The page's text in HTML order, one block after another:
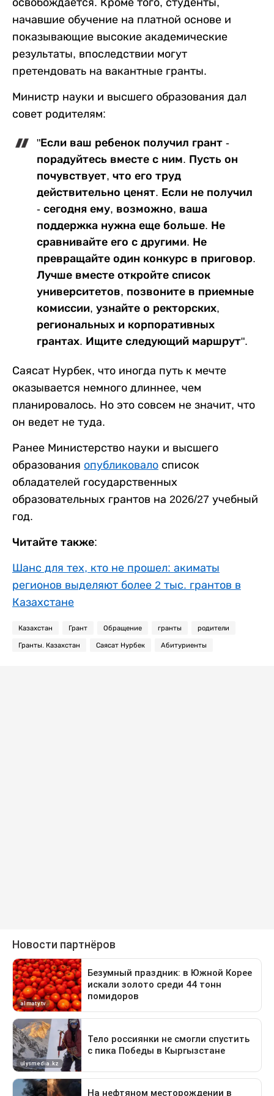
начавшие обучение на платной основе и
показывающие высокие академические
результаты, впоследствии могут
претендовать на вакантные гранты.
Министр науки и высшего образования дал
совет родителям:
"Если ваш ребенок получил грант -
порадуйтесь вместе с ним. Пусть он
почувствует, что его труд
действительно ценят. Если не получил
- сегодня ему, возможно, ваша
поддержка нужна еще больше. Не
сравнивайте его с другими. Не
превращайте один конкурс в приговор.
Лучше вместе откройте список
университетов, позвоните в приемные
комиссии, узнайте о ректорских,
региональных и корпоративных
грантах. Ищите следующий маршрут".
Саясат Нурбек, что иногда путь к мечте
оказывается немного длиннее, чем
планировалось. Но это совсем не значит, что
он ведет не туда.
Ранее Министерство науки и высшего
образования опубликовало список
обладателей государственных
образовательных грантов на 2026/27 учебный
год.
Читайте также:
Шанс для тех, кто не прошел: акиматы
регионов выделяют более 2 тыс. грантов в
Казахстане
Казахстан Грант Обращение гранты родители
Гранты. Казахстан Саясат Нурбек Абитуриенты